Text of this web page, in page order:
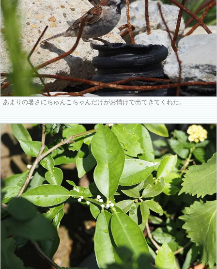
あまりの暑さにちゅんこちゃんだけがお情けで出てきてくれた。